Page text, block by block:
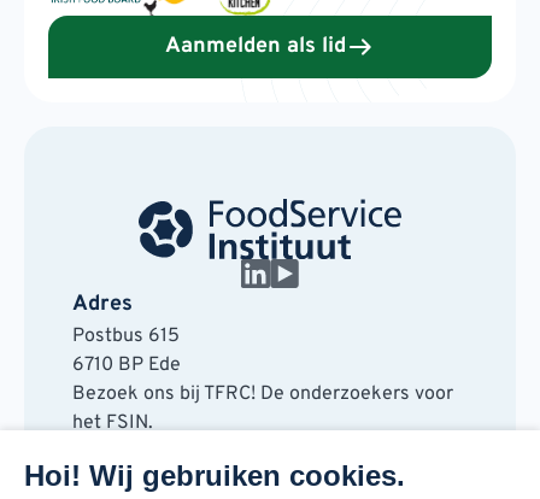
Hoi! Wij gebruiken cookies.
Aanmelden als lid
Adres
Postbus 615
6710 BP Ede
Bezoek ons bij TFRC! De onderzoekers voor
het FSIN.
6717 LT Ede